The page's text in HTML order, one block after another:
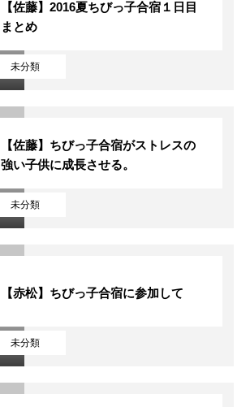
未分類
【佐藤】2016夏ちびっ子合宿１日目
まとめ
未分類
【佐藤】ちびっ子合宿がストレスの
強い子供に成長させる。
未分類
【赤松】ちびっ子合宿に参加して